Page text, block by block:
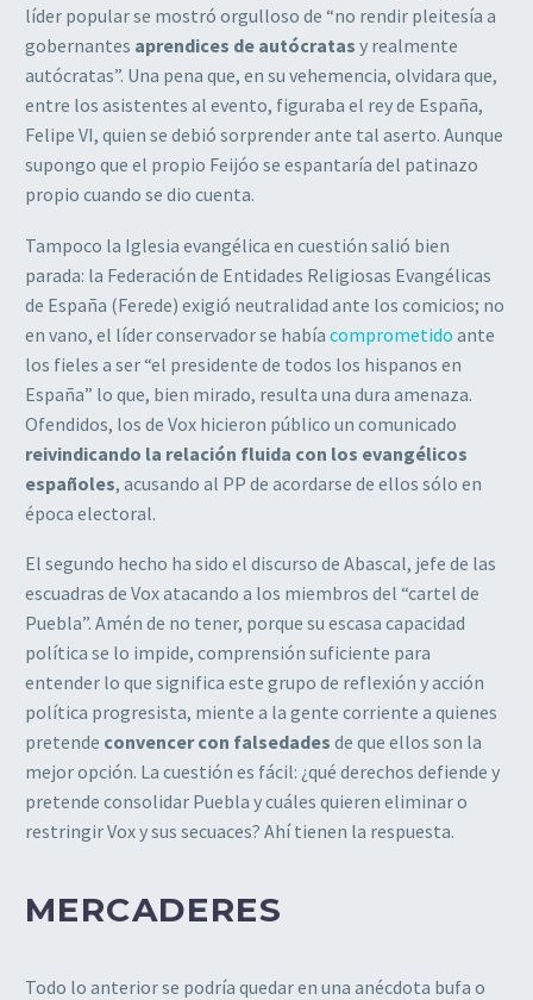
líder popular se mostró orgulloso de “no rendir pleitesía a
gobernantes aprendices de autócratas y realmente
autócratas”. Una pena que, en su vehemencia, olvidara que,
entre los asistentes al evento, figuraba el rey de España,
Felipe VI, quien se debió sorprender ante tal aserto. Aunque
supongo que el propio Feijóo se espantaría del patinazo
propio cuando se dio cuenta.
Tampoco la Iglesia evangélica en cuestión salió bien
parada: la Federación de Entidades Religiosas Evangélicas
de España (Ferede) exigió neutralidad ante los comicios; no
en vano, el líder conservador se había comprometido ante
los fieles a ser “el presidente de todos los hispanos en
España” lo que, bien mirado, resulta una dura amenaza.
Ofendidos, los de Vox hicieron público un comunicado
reivindicando la relación fluida con los evangélicos
españoles, acusando al PP de acordarse de ellos sólo en
época electoral.
El segundo hecho ha sido el discurso de Abascal, jefe de las
escuadras de Vox atacando a los miembros del “cartel de
Puebla”. Amén de no tener, porque su escasa capacidad
política se lo impide, comprensión suficiente para
entender lo que significa este grupo de reflexión y acción
política progresista, miente a la gente corriente a quienes
pretende convencer con falsedades de que ellos son la
mejor opción. La cuestión es fácil: ¿qué derechos defiende y
pretende consolidar Puebla y cuáles quieren eliminar o
restringir Vox y sus secuaces? Ahí tienen la respuesta.
MERCADERES
Todo lo anterior se podría quedar en una anécdota bufa o